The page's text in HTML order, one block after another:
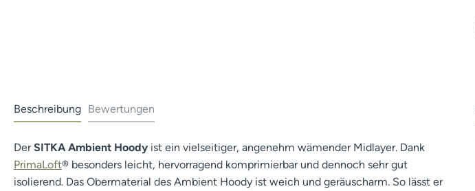
Beschreibung Bewertungen
DerSITKA Ambient Hoody ist ein vielseitiger, angenehm wämender Midlayer. Dank
PrimaLoft® besonders leicht, hervorragend komprimierbar und dennoch sehr gut
isolierend. Das Obermaterial des Ambient Hoody ist weich und geräuscharm. So lässt er